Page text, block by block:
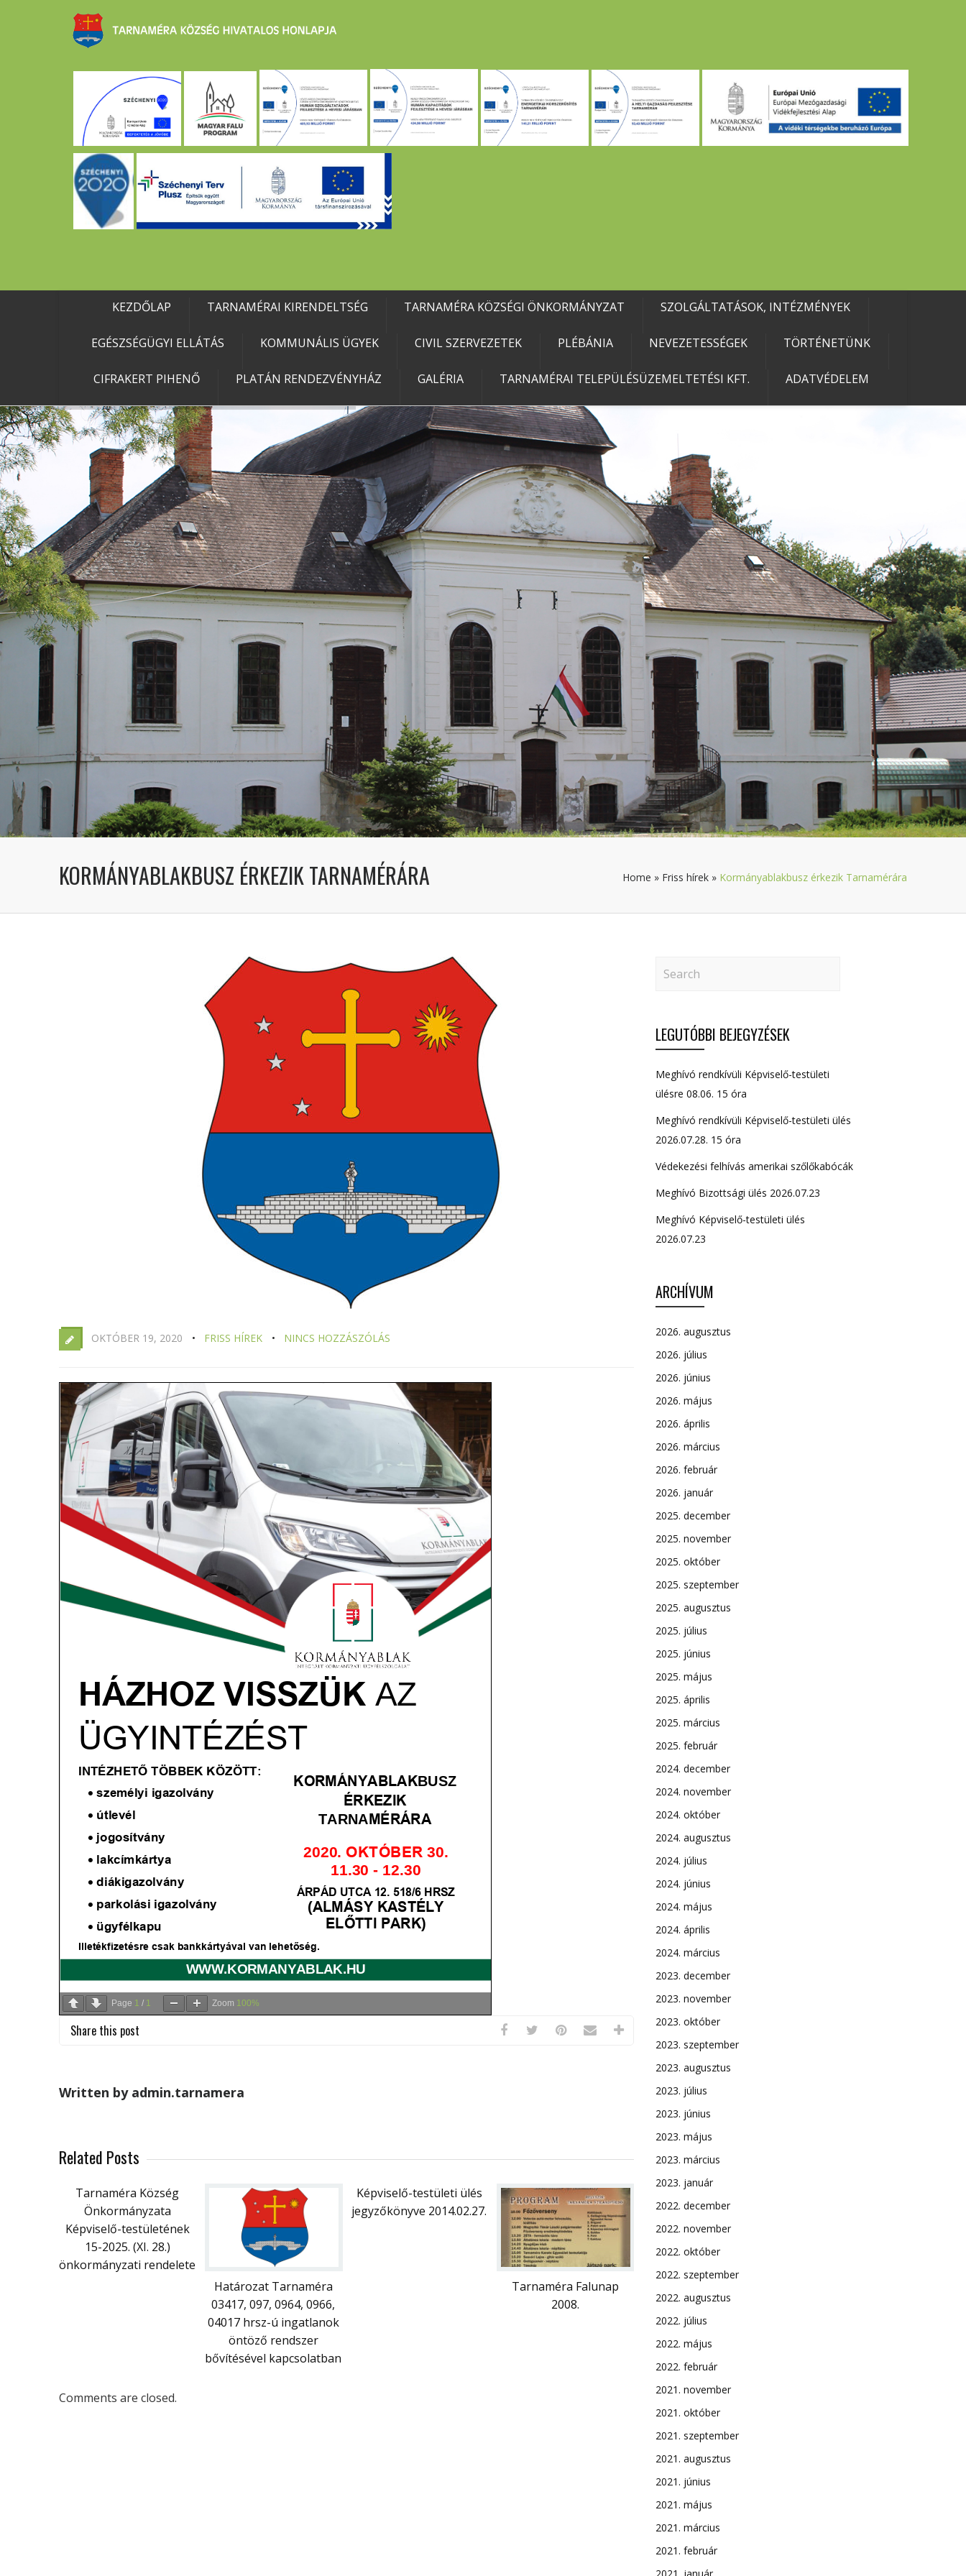
KEZDŐLAP TARNAMÉRAI KIRENDELTSÉG TARNAMÉRA KÖZSÉGI ÖNKORMÁNYZAT SZOLGÁLTATÁSOK, INTÉZMÉNYEK
EGÉSZSÉGÜGYI ELLÁTÁS KOMMUNÁLIS ÜGYEK CIVIL SZERVEZETEK PLÉBÁNIA NEVEZETESSÉGEK TÖRTÉNETÜNK
CIFRAKERT PIHENŐ PLATÁN RENDEZVÉNYHÁZ GALÉRIA TARNAMÉRAI TELEPÜLÉSÜZEMELTETÉSI KFT. ADATVÉDELEM
KORMÁNYABLAKBUSZ ÉRKEZIK TARNAMÉRÁRA Home » Friss hírek » Kormányablakbusz érkezik Tarnamérára
OKTÓBER 19, 2020 FRISS HÍREK NINCS HOZZÁSZÓLÁS
Page 1 / 1 Zoom 100%
Share this post
Written by admin.tarnamera
Related Posts
Tarnaméra Község
Önkormányzata
Képviselő-testületének
15-2025. (XI. 28.)
önkormányzati rendelete
Határozat Tarnaméra
03417, 097, 0964, 0966,
04017 hrsz-ú ingatlanok
öntöző rendszer
bővítésével kapcsolatban
Képviselő-testületi ülés
jegyzőkönyve 2014.02.27.
Tarnaméra Falunap
2008.
Comments are closed.
LEGUTÓBBI BEJEGYZÉSEK
Meghívó rendkívüli Képviselő-testületi
ülésre 08.06. 15 óra
Meghívó rendkívüli Képviselő-testületi ülés
2026.07.28. 15 óra
Védekezési felhívás amerikai szőlőkabócák
Meghívó Bizottsági ülés 2026.07.23
Meghívó Képviselő-testületi ülés
2026.07.23
ARCHÍVUM
2026. augusztus
2026. július
2026. június
2026. május
2026. április
2026. március
2026. február
2026. január
2025. december
2025. november
2025. október
2025. szeptember
2025. augusztus
2025. július
2025. június
2025. május
2025. április
2025. március
2025. február
2024. december
2024. november
2024. október
2024. augusztus
2024. július
2024. június
2024. május
2024. április
2024. március
2023. december
2023. november
2023. október
2023. szeptember
2023. augusztus
2023. július
2023. június
2023. május
2023. március
2023. január
2022. december
2022. november
2022. október
2022. szeptember
2022. augusztus
2022. július
2022. május
2022. február
2021. november
2021. október
2021. szeptember
2021. augusztus
2021. június
2021. május
2021. március
2021. február